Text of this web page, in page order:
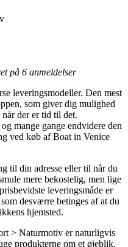
på 6 anmeldelser
leveringsmodeller. Den mest
som giver dig mulighed
der er tid til det.
mange gange endvidere den
ved køb af Boat in Venice
til din adresse eller til når du
mere bekostelig, men lige
leveringsmåde er
desværre betinges af at du
hjemsted.
> Naturmotiv er naturligvis
produkterne om et øjeblik,